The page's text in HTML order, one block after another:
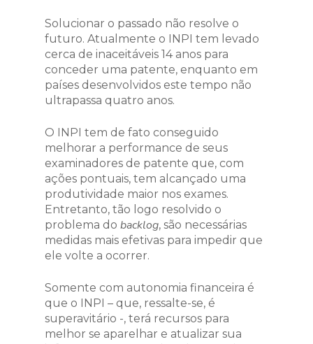
Solucionar o passado não resolve o
futuro. Atualmente o INPI tem levado
cerca de inaceitáveis 14 anos para
conceder uma patente, enquanto em
países desenvolvidos este tempo não
ultrapassa quatro anos.
O INPI tem de fato conseguido
melhorar a performance de seus
examinadores de patente que, com
ações pontuais, tem alcançado uma
produtividade maior nos exames.
Entretanto, tão logo resolvido o
problema do backlog, são necessárias
medidas mais efetivas para impedir que
ele volte a ocorrer.
Somente com autonomia financeira é
que o INPI – que, ressalte-se, é
superavitário -, terá recursos para
melhor se aparelhar e atualizar sua